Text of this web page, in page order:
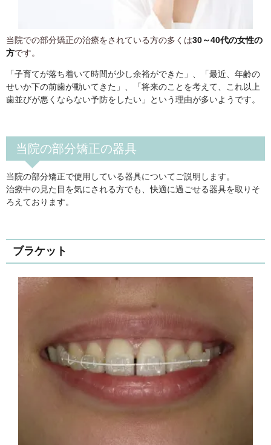
当院での部分矯正の治療をされている方の多くは30～40代の女性の
方です。
「子育てが落ち着いて時間が少し余裕ができた」、「最近、年齢の
せいか下の前歯が動いてきた」、「将来のことを考えて、これ以上
歯並びが悪くならない予防をしたい」という理由が多いようです。
当院の部分矯正の器具
当院の部分矯正で使用している器具についてご説明します。
治療中の見た目を気にされる方でも、快適に過ごせる器具を取りそ
ろえております。
ブラケット